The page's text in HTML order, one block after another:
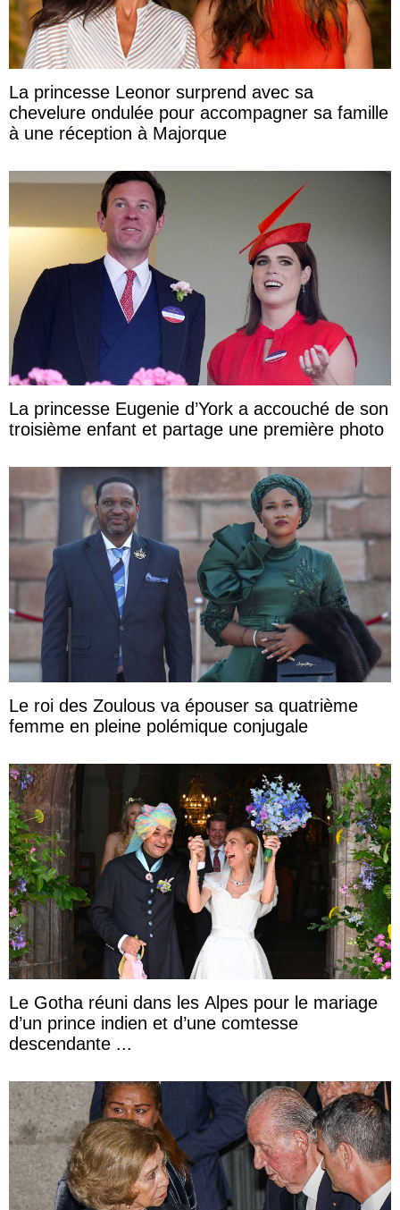
La princesse Leonor surprend avec sa
chevelure ondulée pour accompagner sa famille
à une réception à Majorque
La princesse Eugenie d’York a accouché de son
troisième enfant et partage une première photo
Le roi des Zoulous va épouser sa quatrième
femme en pleine polémique conjugale
Le Gotha réuni dans les Alpes pour le mariage
d’un prince indien et d’une comtesse
descendante ...